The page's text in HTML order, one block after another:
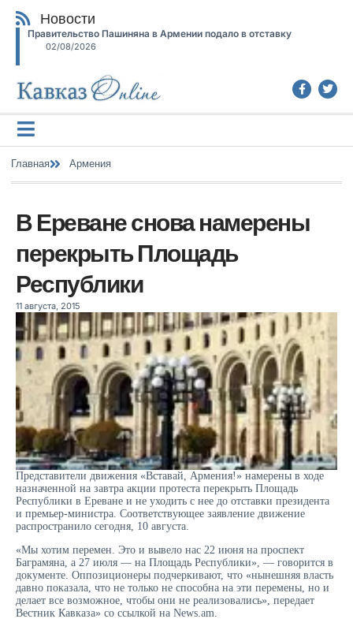
Новости
Правительство Пашиняна в Армении подало в отставку
02/08/2026
Главная Армения
В Ереване снова намерены
перекрыть Площадь
Республики
11 августа, 2015
Представители движения «Вставай, Армения!» намерены в ходе
назначенной на завтра акции протеста перекрыть Площадь
Республики в Ереване и не уходить с нее до отставки президента
и премьер-министра. Соответствующее заявление движение
распространило сегодня, 10 августа.
«Мы хотим перемен. Это и вывело нас 22 июня на проспект
Баграмяна, а 27 июля — на Площадь Республики», — говорится в
документе. Оппозиционеры подчеркивают, что «нынешняя власть
давно показала, что не только не способна на эти перемены, но и
делает все возможное, чтобы они не реализовались», передает
Вестник Кавказа» со ссылкой на News.am.